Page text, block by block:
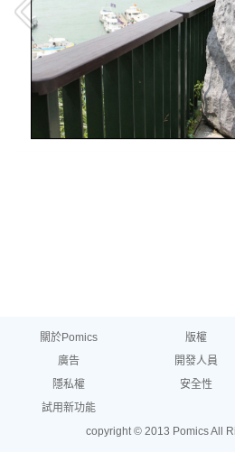
關於Pomics 版權
廣告
開發人員
隱私權
安全性
試用新功能
copyright © 2013 Pomics All